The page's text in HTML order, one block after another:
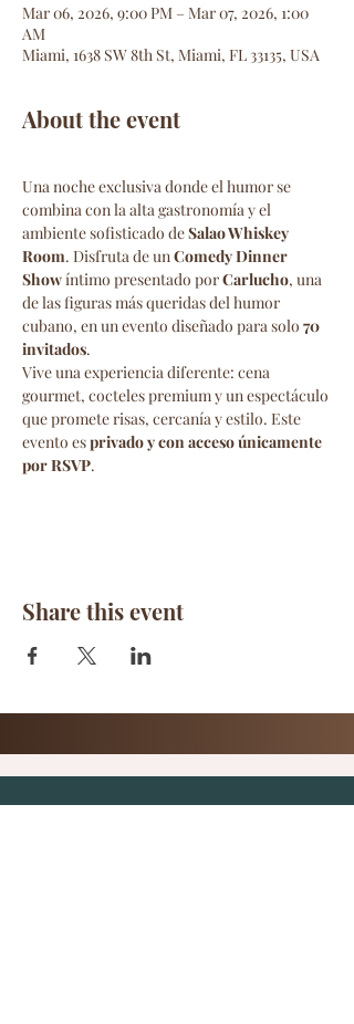
Mar 06, 2026, 9:00 PM – Mar 07, 2026, 1:00
AM
Miami, 1638 SW 8th St, Miami, FL 33135, USA
About the event
Una noche exclusiva donde el humor se
combina con la alta gastronomía y el
ambiente sofisticado de Salao Whiskey
Room. Disfruta de un Comedy Dinner
Show íntimo presentado por Carlucho, una
de las figuras más queridas del humor
cubano, en un evento diseñado para solo 70
invitados.
Vive una experiencia diferente: cena
gourmet, cocteles premium y un espectáculo
que promete risas, cercanía y estilo. Este
evento es privado y con acceso únicamente
por RSVP.
Share this event